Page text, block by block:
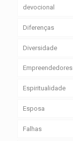
devocional
Diferenças
Diversidade
Empreendedores
Espiritualidade
Esposa
Falhas